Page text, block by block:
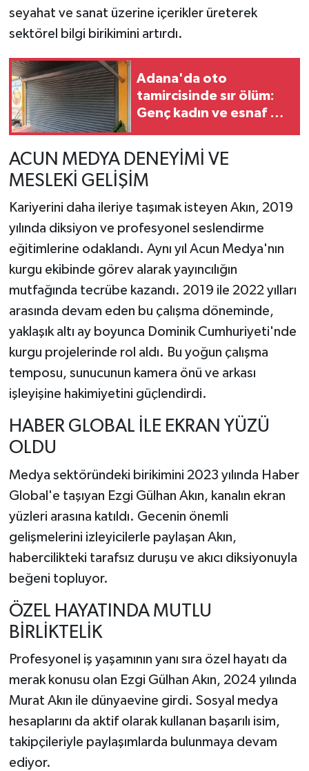
seyahat ve sanat üzerine içerikler üreterek
sektörel bilgi birikimini artırdı.
Adana'da oto
tamircisinde sır ölüm:
Genç kadın ve esnaf ölü
ACUN MEDYA DENEYİMİ VE
MESLEKİ GELİŞİM
Kariyerini daha ileriye taşımak isteyen Akın, 2019
yılında diksiyon ve profesyonel seslendirme
eğitimlerine odaklandı. Aynı yıl Acun Medya'nın
kurgu ekibinde görev alarak yayıncılığın
mutfağında tecrübe kazandı. 2019 ile 2022 yılları
arasında devam eden bu çalışma döneminde,
yaklaşık altı ay boyunca Dominik Cumhuriyeti'nde
kurgu projelerinde rol aldı. Bu yoğun çalışma
temposu, sunucunun kamera önü ve arkası
işleyişine hakimiyetini güçlendirdi.
HABER GLOBAL İLE EKRAN YÜZÜ
OLDU
Medya sektöründeki birikimini 2023 yılında Haber
Global'e taşıyan Ezgi Gülhan Akın, kanalın ekran
yüzleri arasına katıldı. Gecenin önemli
gelişmelerini izleyicilerle paylaşan Akın,
habercilikteki tarafsız duruşu ve akıcı diksiyonuyla
beğeni topluyor.
ÖZEL HAYATINDA MUTLU
BİRLİKTELİK
Profesyonel iş yaşamının yanı sıra özel hayatı da
merak konusu olan Ezgi Gülhan Akın, 2024 yılında
Murat Akın ile dünyaevine girdi. Sosyal medya
hesaplarını da aktif olarak kullanan başarılı isim,
takipçileriyle paylaşımlarda bulunmaya devam
ediyor.